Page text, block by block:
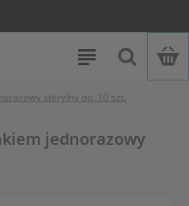
sterylny op. 10 szt.
jednorazowy